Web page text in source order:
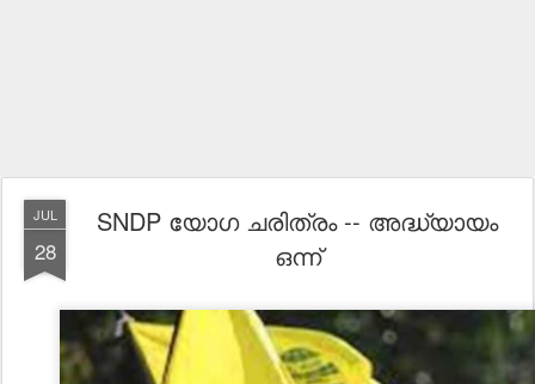
JUL
28
SNDP യോഗ ചരിത്രം -- അദ്ധ്യായം
ഒന്ന്